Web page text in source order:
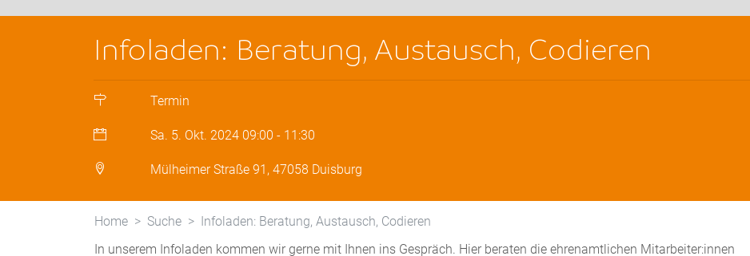
Infoladen: Beratung, Austausch, Codieren
Termin
Sa. 5. Okt. 2024 09:00 - 11:30
Mülheimer Straße 91, 47058 Duisburg
Home Suche
Infoladen: Beratung, Austausch, Codieren
In unserem Infoladen kommen wir gerne mit Ihnen ins Gespräch. Hier beraten die ehrenamtlichen Mitarbeiter:innen